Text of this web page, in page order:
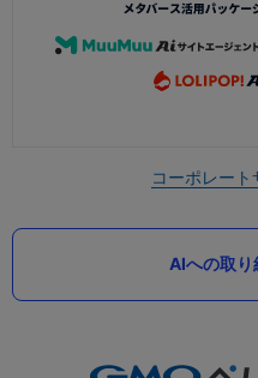
コーポレート
AIへの取り